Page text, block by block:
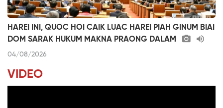
HAREI INI, QUOC HOI CAIK LUAC HAREI PIAH GINUM BIAI
DOM SARAK HUKUM MAKNA PRAONG DALAM
04/08/2026
VIDEO